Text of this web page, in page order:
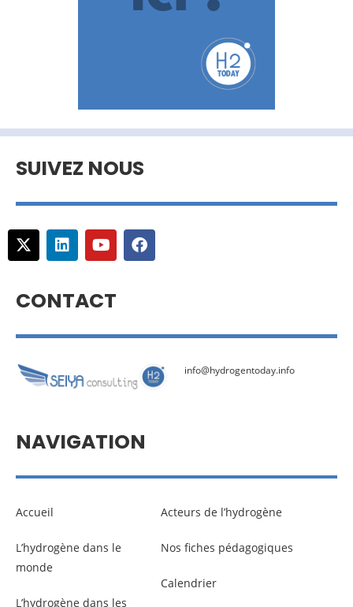
SUIVEZ NOUS
CONTACT
info@hydrogentoday.info
NAVIGATION
Accueil
L’hydrogène dans le
monde
L’hydrogène dans les
Acteurs de l’hydrogène
Nos fiches pédagogiques
Calendrier